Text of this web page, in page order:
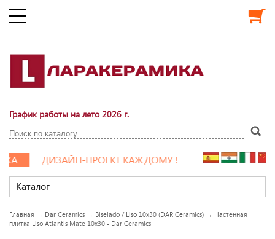
. . .
График работы на лето 2026 г.
ДИЗАЙН-ПРОЕКТ КАЖДОМУ !
Каталог
Главная → Dar Ceramics → Biselado / Liso 10x30 (DAR Ceramics) → Настенная
плитка Liso Atlantis Mate 10x30 - Dar Ceramics